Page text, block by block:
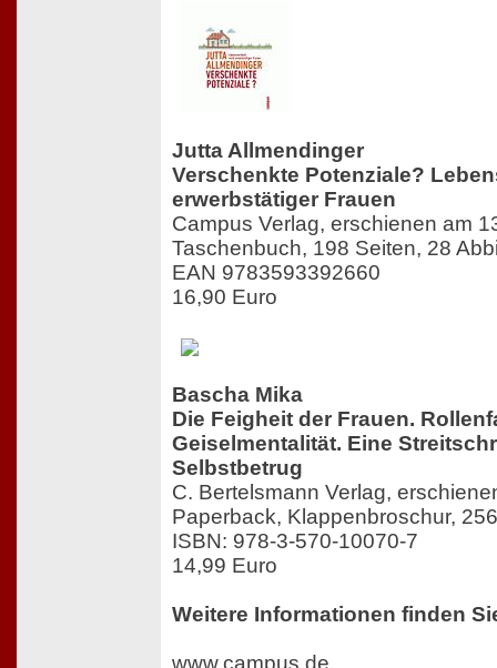
Jutta Allmendinger
Verschenkte Potenziale?
erwerbstätiger Frauen
Campus Verlag, erschienen am
Taschenbuch, 198 Seiten, 28
EAN 9783593392660
16,90 Euro
Bascha Mika
Die Feigheit der Frauen.
Geiselmentalität. Eine
Selbstbetrug
C. Bertelsmann Verlag,
Paperback, Klappenbroschur,
ISBN: 978-3-570-10070-7
14,99 Euro
Weitere Informationen finden